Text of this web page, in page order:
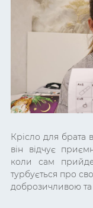
Крісло для брата
він відчує
коли сам
турбується про
доброзичливою